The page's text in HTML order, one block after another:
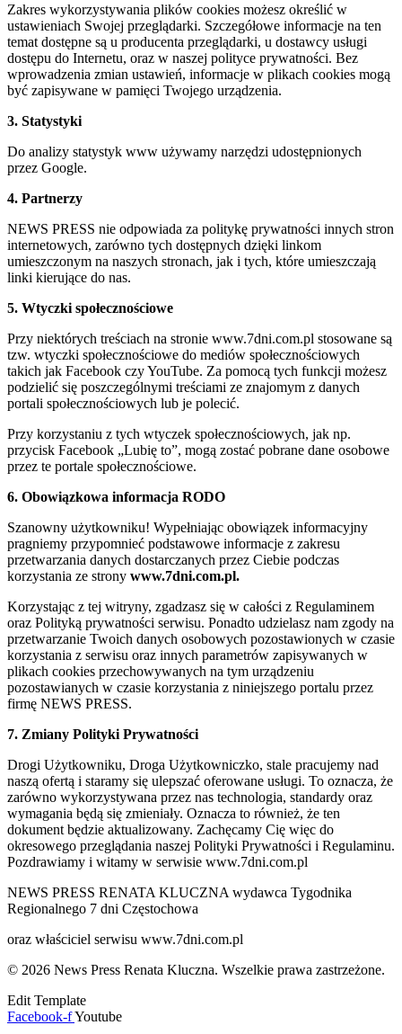
Zakres wykorzystywania plików cookies możesz określić w
ustawieniach Swojej przeglądarki. Szczegółowe informacje na ten
temat dostępne są u producenta przeglądarki, u dostawcy usługi
dostępu do Internetu, oraz w naszej polityce prywatności. Bez
wprowadzenia zmian ustawień, informacje w plikach cookies mogą
być zapisywane w pamięci Twojego urządzenia.
3. Statystyki
Do analizy statystyk www używamy narzędzi udostępnionych
przez Google.
4. Partnerzy
NEWS PRESS nie odpowiada za politykę prywatności innych stron
internetowych, zarówno tych dostępnych dzięki linkom
umieszczonym na naszych stronach, jak i tych, które umieszczają
linki kierujące do nas.
5. Wtyczki społecznościowe
Przy niektórych treściach na stronie www.7dni.com.pl stosowane są
tzw. wtyczki społecznościowe do mediów społecznościowych
takich jak Facebook czy YouTube. Za pomocą tych funkcji możesz
podzielić się poszczególnymi treściami ze znajomym z danych
portali społecznościowych lub je polecić.
Przy korzystaniu z tych wtyczek społecznościowych, jak np.
przycisk Facebook „Lubię to”, mogą zostać pobrane dane osobowe
przez te portale społecznościowe.
6. Obowiązkowa informacja RODO
Szanowny użytkowniku! Wypełniając obowiązek informacyjny
pragniemy przypomnieć podstawowe informacje z zakresu
przetwarzania danych dostarczanych przez Ciebie podczas
korzystania ze strony www.7dni.com.pl.
Korzystając z tej witryny, zgadzasz się w całości z Regulaminem
oraz Polityką prywatności serwisu. Ponadto udzielasz nam zgody na
przetwarzanie Twoich danych osobowych pozostawionych w czasie
korzystania z serwisu oraz innych parametrów zapisywanych w
plikach cookies przechowywanych na tym urządzeniu
pozostawianych w czasie korzystania z niniejszego portalu przez
firmę NEWS PRESS.
7. Zmiany Polityki Prywatności
Drogi Użytkowniku, Droga Użytkowniczko, stale pracujemy nad
naszą ofertą i staramy się ulepszać oferowane usługi. To oznacza, że
zarówno wykorzystywana przez nas technologia, standardy oraz
wymagania będą się zmieniały. Oznacza to również, że ten
dokument będzie aktualizowany. Zachęcamy Cię więc do
okresowego przeglądania naszej Polityki Prywatności i Regulaminu.
Pozdrawiamy i witamy w serwisie www.7dni.com.pl
NEWS PRESS RENATA KLUCZNA wydawca Tygodnika
Regionalnego 7 dni Częstochowa
oraz właściciel serwisu www.7dni.com.pl
© 2026 News Press Renata Kluczna. Wszelkie prawa zastrzeżone.
Edit Template
Facebook-fYoutube